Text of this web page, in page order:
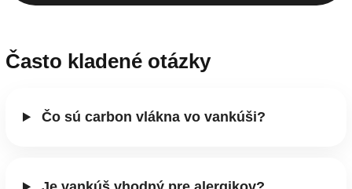
Často kladené otázky
Čo sú carbon vlákna vo vankúši?